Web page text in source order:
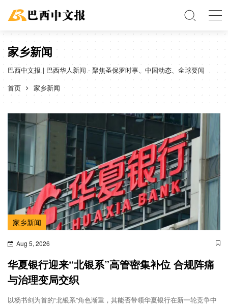
家乡新闻
巴西中文报 | 巴西华人新闻 - 聚焦圣保罗时事、中国动态、全球要闻
首页
家乡新闻
家乡新闻
Aug 5, 2026
华夏银行迎来“北银系”高管密集补位 合规阵痛
与治理变局交织
以杨书剑为首的“北银系”角色渐重，其能否带领华夏银行在新一轮竞争中